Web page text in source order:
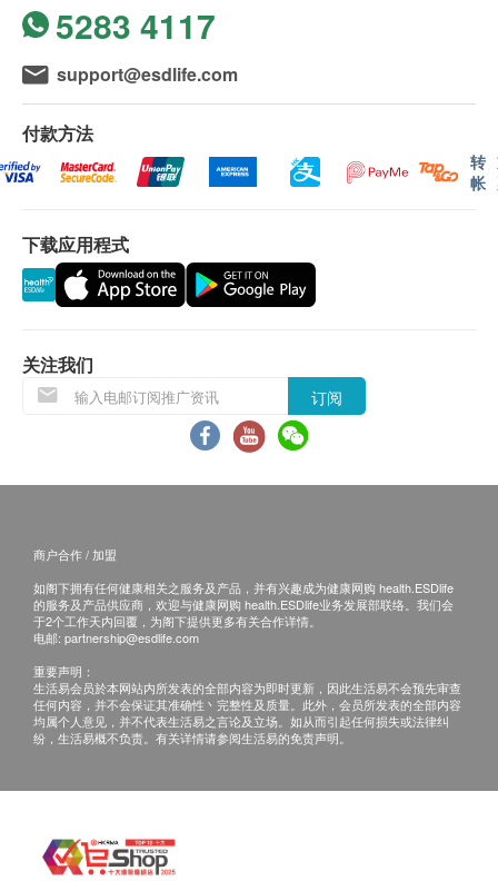
5283 4117
support@esdlife.com
付款方法
转
帐
下载应用程式
关注我们
订阅
商户合作 / 加盟
如阁下拥有任何健康相关之服务及产品，并有兴趣成为健康网购 health.ESDlife
的服务及产品供应商，欢迎与健康网购 health.ESDlife业务发展部联络。我们会
于2个工作天内回覆，为阁下提供更多有关合作详情。
电邮: partnership@esdlife.com
重要声明：
生活易会员於本网站内所发表的全部内容为即时更新，因此生活易不会预先审查
任何内容，并不会保证其准确性丶完整性及质量。此外，会员所发表的全部内容
均属个人意见，并不代表生活易之言论及立场。如从而引起任何损失或法律纠
纷，生活易概不负责。有关详情请参阅生活易的免责声明。